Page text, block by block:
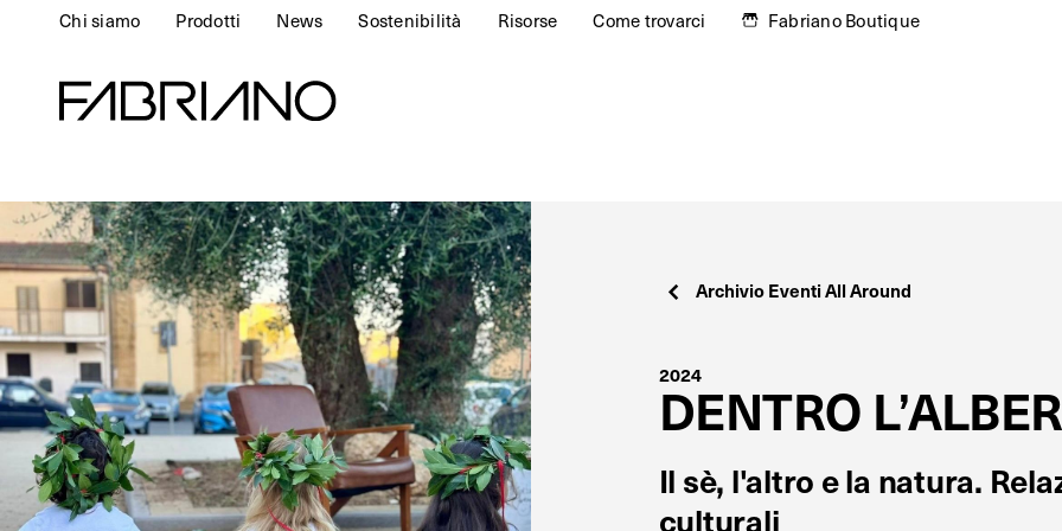
Chi siamo Prodotti News Sostenibilità Risorse Come trovarci Fabriano Boutique
Archivio Eventi All Around
2024
DENTRO
Il sè, l'altro e la natura.
culturali